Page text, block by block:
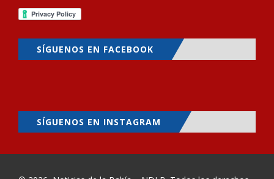
SÍGUENOS EN FACEBOOK
SÍGUENOS EN INSTAGRAM